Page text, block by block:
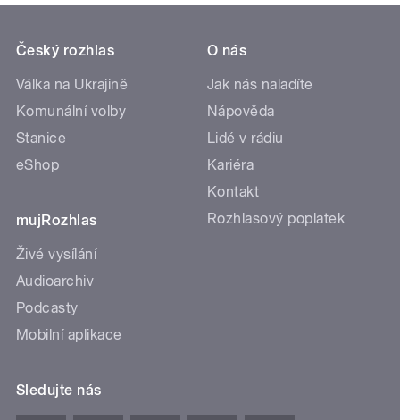
Český rozhlas
Válka na Ukrajině
Komunální volby
Stanice
eShop
mujRozhlas
Živé vysílání
Audioarchiv
Podcasty
Mobilní aplikace
O nás
Jak nás naladíte
Nápověda
Lidé v rádiu
Kariéra
Kontakt
Rozhlasový poplatek
Sledujte nás